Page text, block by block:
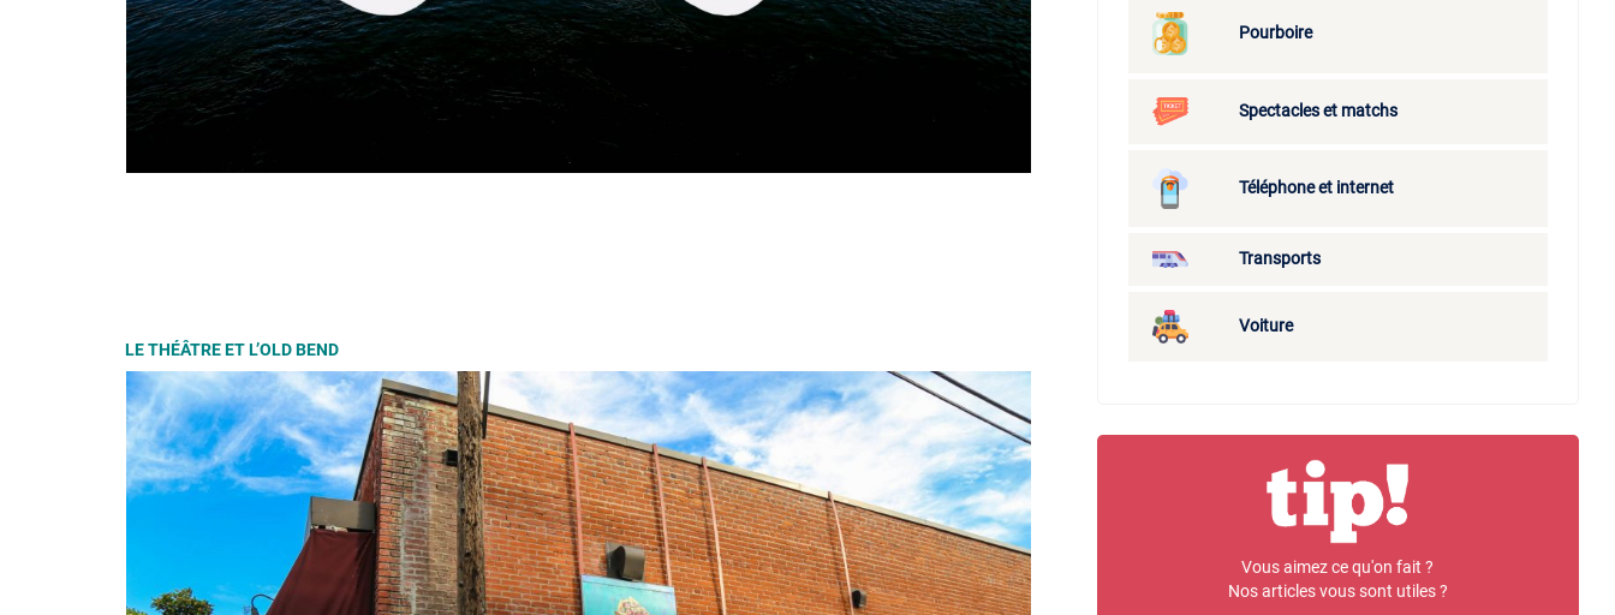
LE THÉÂTRE ET L’OLD BEND
Pourboire
Spectacles et matchs
Téléphone et internet
Transports
Voiture
Vous aimez ce qu'on fait ?
Nos articles vous sont utiles ?